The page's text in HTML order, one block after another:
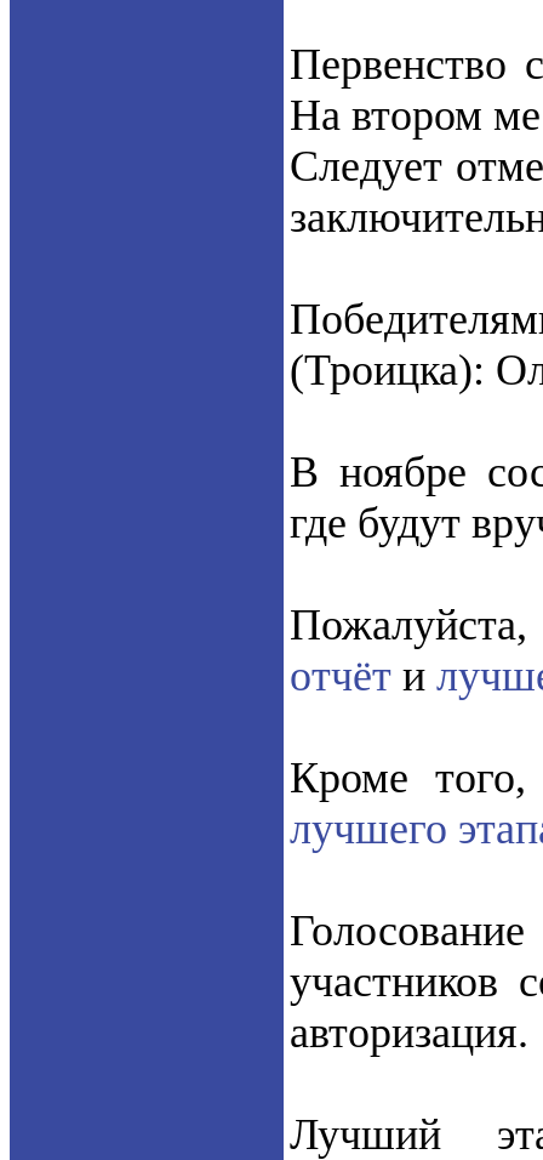
Первенство
На втором
Следует
(Троицка):
В ноябре
где будут
отчёт и
Кроме
лучшего
участников
авторизация.
Лучший